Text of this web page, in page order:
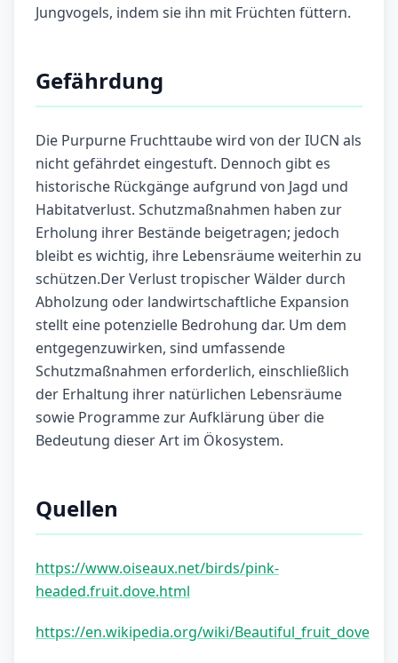
Jungvogels, indem sie ihn mit Früchten füttern.
Gefährdung
Die Purpurne Fruchttaube wird von der IUCN als
nicht gefährdet eingestuft. Dennoch gibt es
historische Rückgänge aufgrund von Jagd und
Habitatverlust. Schutzmaßnahmen haben zur
Erholung ihrer Bestände beigetragen; jedoch
bleibt es wichtig, ihre Lebensräume weiterhin zu
schützen.Der Verlust tropischer Wälder durch
Abholzung oder landwirtschaftliche Expansion
stellt eine potenzielle Bedrohung dar. Um dem
entgegenzuwirken, sind umfassende
Schutzmaßnahmen erforderlich, einschließlich
der Erhaltung ihrer natürlichen Lebensräume
sowie Programme zur Aufklärung über die
Bedeutung dieser Art im Ökosystem.
Quellen
https://www.oiseaux.net/birds/pink-
headed.fruit.dove.html
https://en.wikipedia.org/wiki/Beautiful_fruit_dove